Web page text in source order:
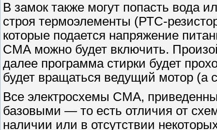
В замок также могут попасть вода
строя термоэлементы (РТС-
которые подается напряжение
СМА можно будет включить.
далее программа стирки будет
будет вращаться ведущий мотор (а
Все электросхемы СМА,
базовыми — то есть отличия от
наличии или в отсутствии